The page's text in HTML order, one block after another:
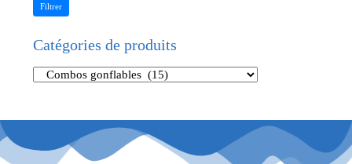
Filtrer
Catégories de produits